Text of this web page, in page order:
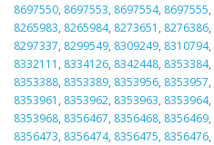
8697550, 8697553, 8697554, 8697555,
8265983, 8265984, 8273651 , 8276386,
8297337, 8299549, 8309249, 8310794,
8332111 , 8334126, 8342448, 8353384,
8353388, 8353389, 8353956, 8353957,
8353961 , 8353962, 8353963, 8353964,
8353968, 8356467, 8356468, 8356469,
8356473, 8356474, 8356475, 8356476,